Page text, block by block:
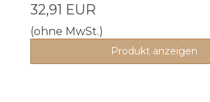
32,91 EUR
(ohne MwSt.)
Produkt anzeigen